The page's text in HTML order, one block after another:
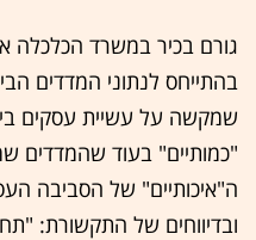
גורם בכיר במשרד הכלכלה
בהתייחס לנתוני המדדים
שמקשה על עשיית עסקים
"כמותיים" בעוד שהמדדים
ה"איכותיים" של הסביבה
ובדיווחים של התקשורת: